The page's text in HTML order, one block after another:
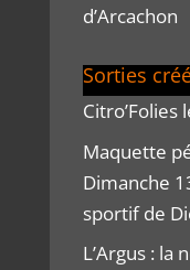
d’Arcachon
Sorties
Citro’Folies
Maquette
Dimanche
sportif de
L’Argus : la